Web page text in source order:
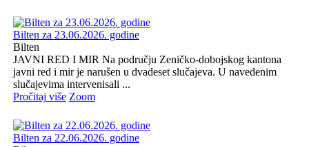
Bilten za 23.06.2026. godine
Bilten
JAVNI RED I MIR Na području Zeničko-dobojskog kantona
javni red i mir je narušen u dvadeset slučajeva. U navedenim
slučajevima intervenisali ...
Pročitaj više Zoom
Bilten za 22.06.2026. godine